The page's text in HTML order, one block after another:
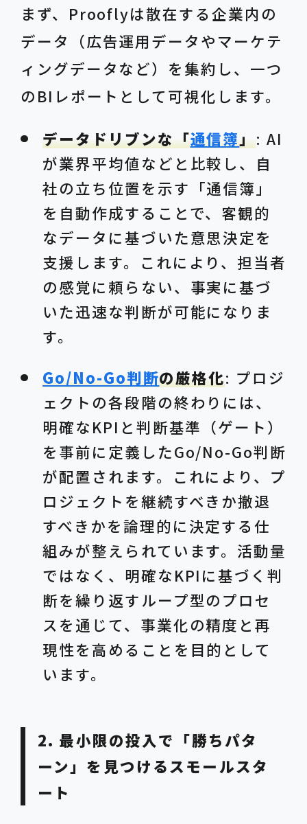
まず、Prooflyは散在する企業内の
データ（広告運用データやマーケテ
ィングデータなど）を集約し、一つ
のBIレポートとして可視化します。
データドリブンな「通信簿」: AI
が業界平均値などと比較し、自
社の立ち位置を示す「通信簿」
を自動作成することで、客観的
なデータに基づいた意思決定を
支援します。これにより、担当者
の感覚に頼らない、事実に基づ
いた迅速な判断が可能になりま
す。
Go/No-Go判断の厳格化: プロジ
ェクトの各段階の終わりには、
明確なKPIと判断基準（ゲート）
を事前に定義したGo/No-Go判断
が配置されます。これにより、プ
ロジェクトを継続すべきか撤退
すべきかを論理的に決定する仕
組みが整えられています。活動量
ではなく、明確なKPIに基づく判
断を繰り返すループ型のプロセ
スを通じて、事業化の精度と再
現性を高めることを目的として
います。
2. 最小限の投入で「勝ちパタ
ーン」を見つけるスモールスタ
ート